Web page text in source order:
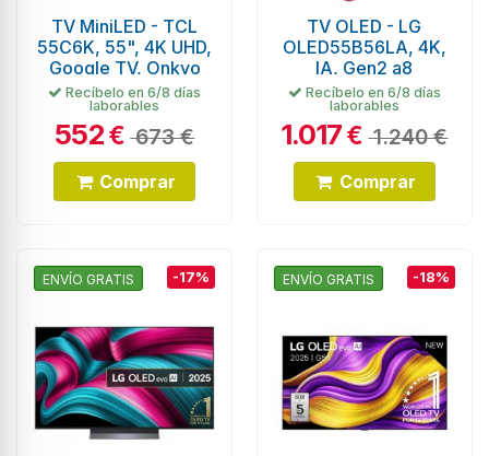
TV MiniLED - TCL
55C6K, 55", 4K UHD,
Google TV, Onkyo
Recíbelo en 6/8 días
laborables
552€ 673 €
Comprar
TV OLED - LG
OLED55B56LA, 4K,
IA, Gen2 a8
Recíbelo en 6/8 días
laborables
1.017€ 1.240 €
Comprar
ENVÍO GRATIS -17% ENVÍO GRATIS -18%